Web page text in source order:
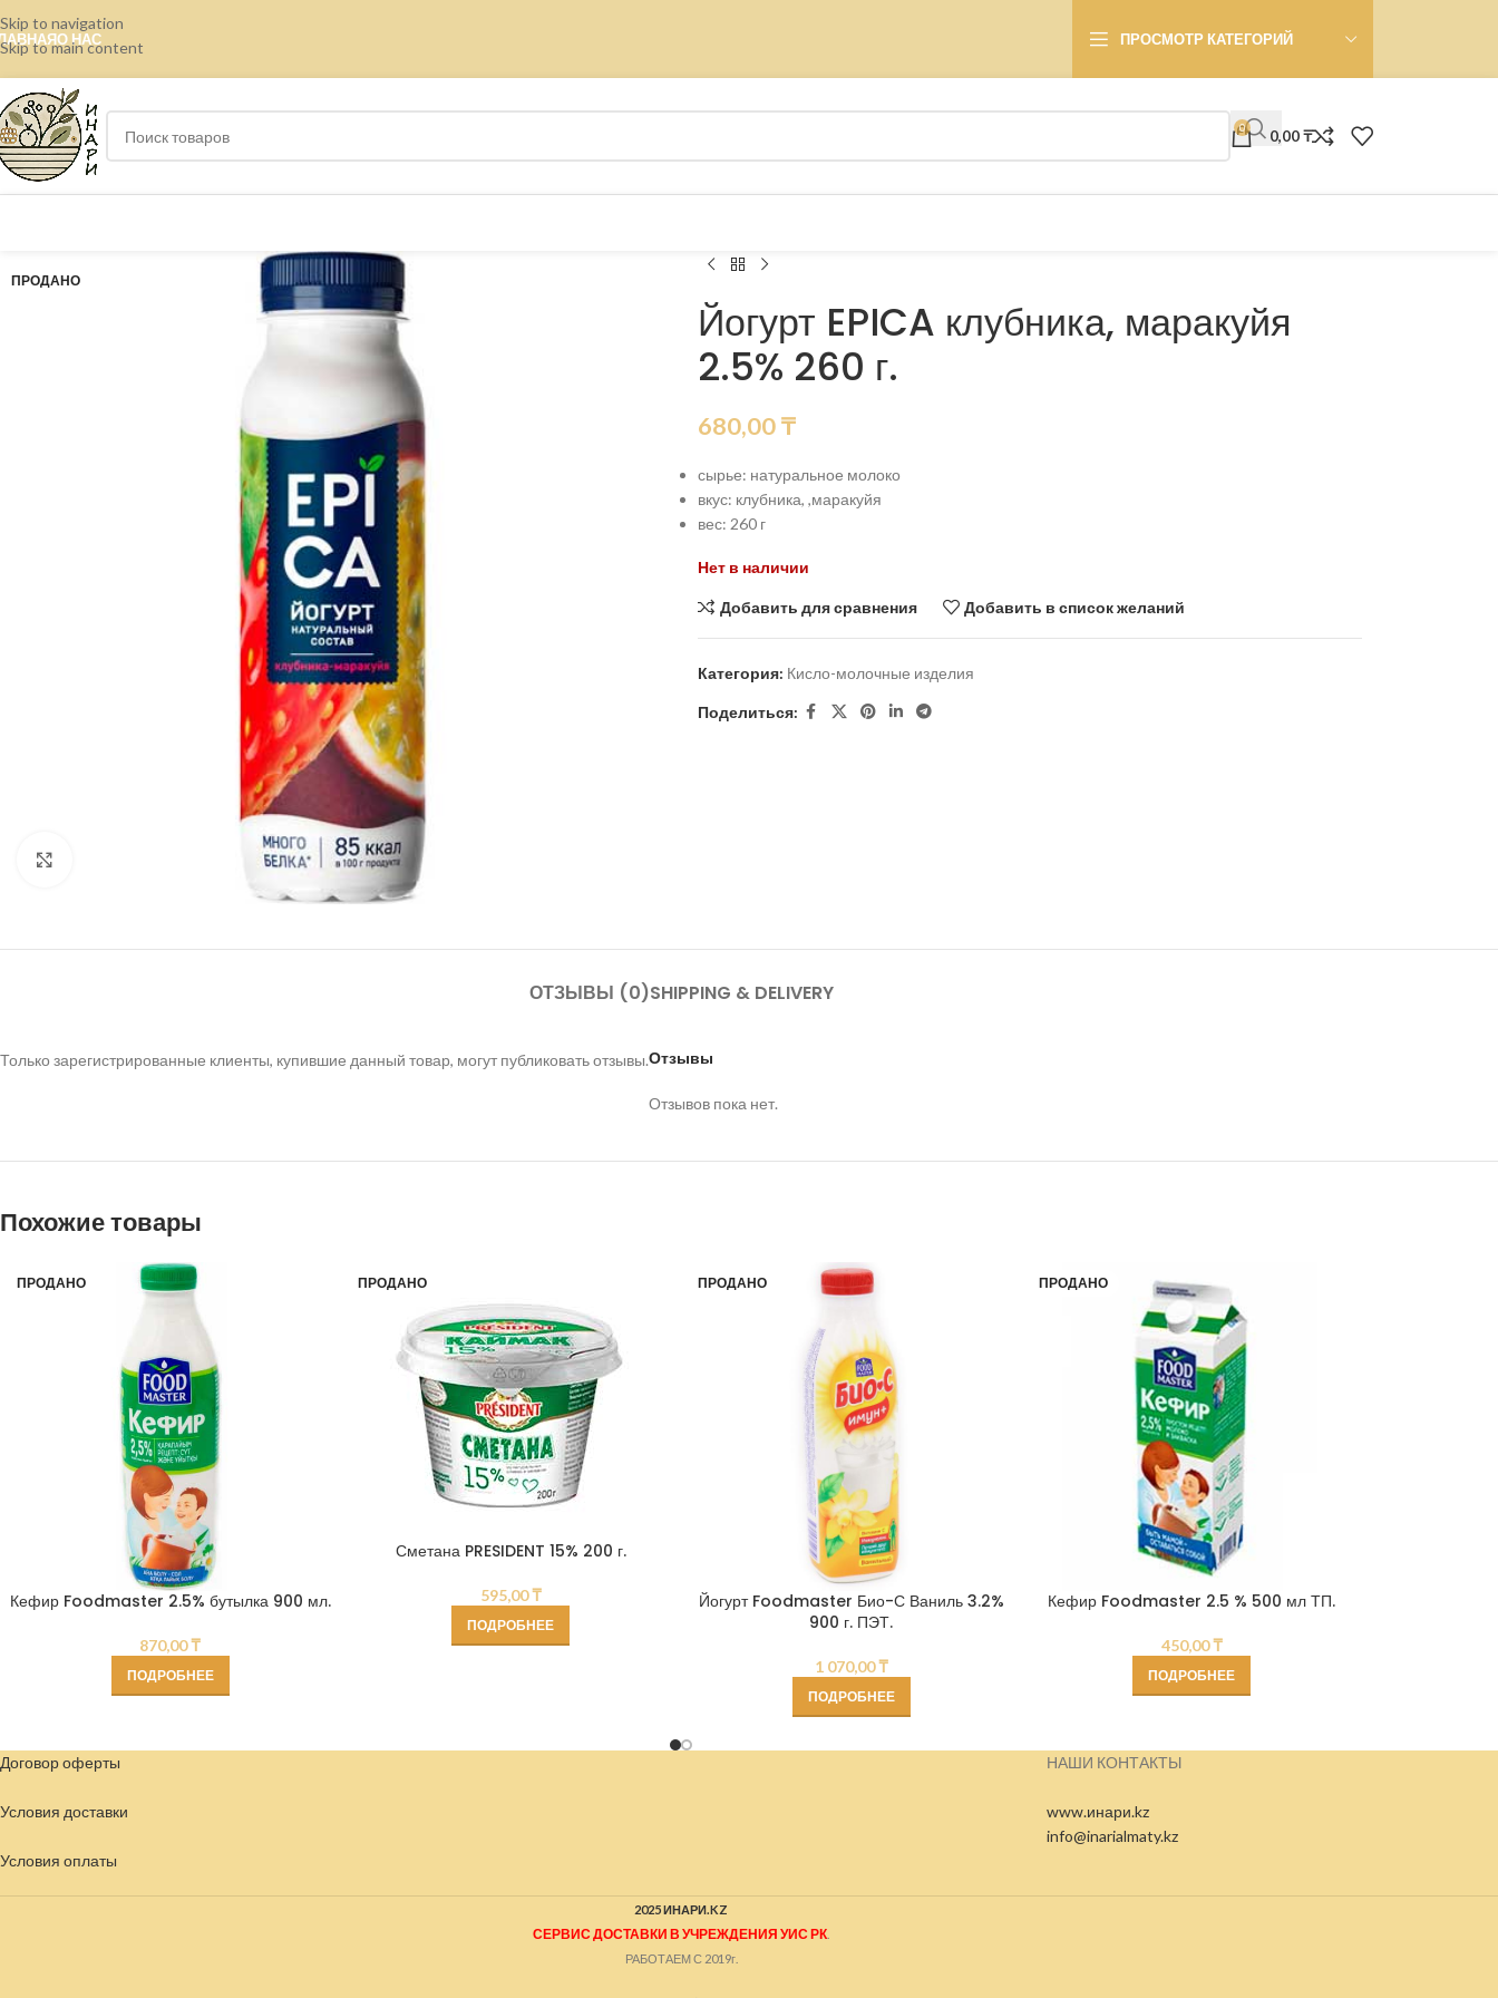
Skip to navigation
Skip to main content
О НАС ПРОСМОТР КАТЕГОРИЙ
0 0,00₸
ПРОДАНО
Нажмите, чтобы увеличить
Йогурт EPICA клубника, маракуйя
2.5% 260 г.
680,00₸
сырье: натуральное молоко
вкус: клубника, ,маракуйя
вес: 260 г
Нет в наличии
Добавить для сравнения Добавить в список желаний
Категория: Кисло-молочные изделия
Поделиться:
ОТЗЫВЫ (0)SHIPPING & DELIVERY
Отзывы
Отзывов пока нет.
Только зарегистрированные клиенты, купившие данный товар, могут публиковать отзывы.
Похожие товары
ПРОДАНО
Кефир Foodmaster 2.5% бутылка 900 мл.
870,00₸
ПОДРОБНЕЕ
ПРОДАНО
Сметана PRESIDENT 15% 200 г.
595,00₸
ПОДРОБНЕЕ
ПРОДАНО
Йогурт Foodmaster Био-С Ваниль 3.2%
900 г. ПЭТ.
1 070,00₸
ПОДРОБНЕЕ
ПРОДАНО
Кефир Foodmaster 2.5 % 500 мл ТП.
450,00₸
ПОДРОБНЕЕ
Договор оферты
Условия доставки
Условия оплаты
НАШИ КОНТАКТЫ
www.инари.kz
info@inarialmaty.kz
2025 ИНАРИ.KZ
СЕРВИС ДОСТАВКИ В УЧРЕЖДЕНИЯ УИС РК
РАБОТАЕМ С 2019г.